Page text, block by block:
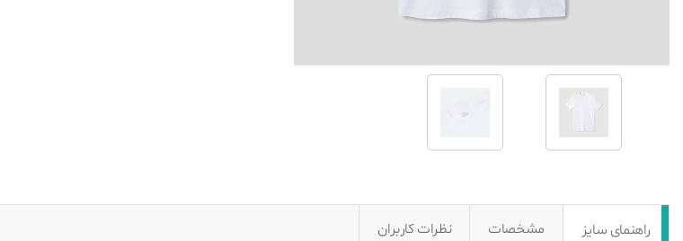
راهنمای سایز مشخصات نظرات کاربران